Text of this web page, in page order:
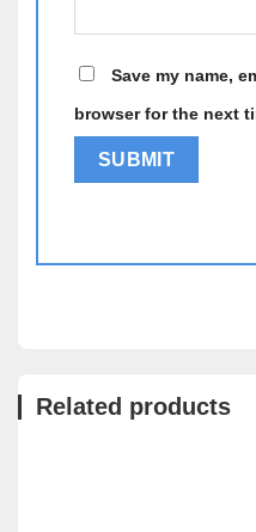
Save my name,
browser for the next
Related products